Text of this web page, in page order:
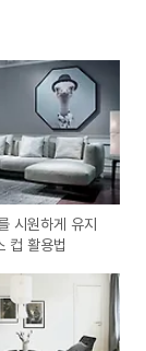
시원하게 유지
컵 활용법